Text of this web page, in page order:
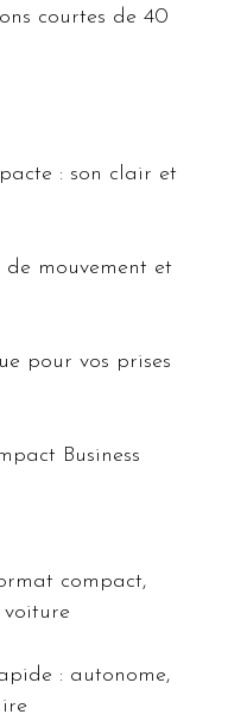
courtes de 40
: son clair et
mouvement et
pour vos prises
Business
compact,
: autonome,